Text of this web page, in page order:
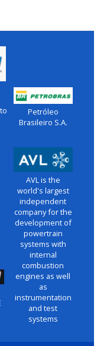
Petróleo
Brasileiro S.A.
AVL is the
world's largest
independent
company for the
development of
powertrain
systems with
internal
combustion
engines as well
as
instrumentation
and test
systems